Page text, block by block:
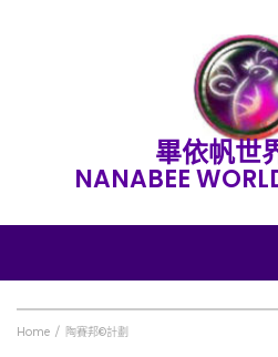
畢依帆世
NANABEE
Home 陶賽邦©計劃